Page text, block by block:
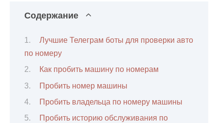
Содержание
Лучшие Телеграм боты для проверки авто
по номеру
Как пробить машину по номерам
Пробить номер машины
Пробить владельца по номеру машины
Пробить историю обслуживания по